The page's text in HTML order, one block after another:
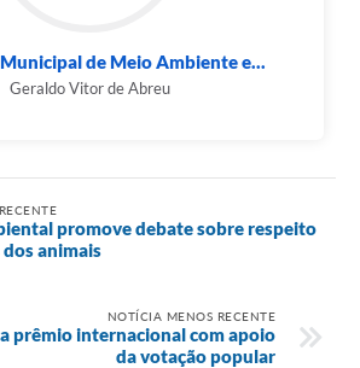
de Meio Ambiente e...
Geraldo Vitor de Abreu
promove debate sobre respeito
animais
NOTÍCIA MENOS RECENTE
prêmio internacional com apoio
da votação popular